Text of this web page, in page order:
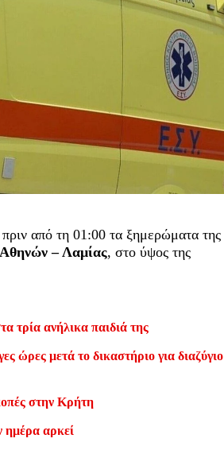
από τη 01:00 τα ξημερώματα της
– Λαμίας, στο ύψος της
τρία ανήλικα παιδιά της
ώρες μετά το δικαστήριο για διαζύγιο
στην Κρήτη
ημέρα αρκεί